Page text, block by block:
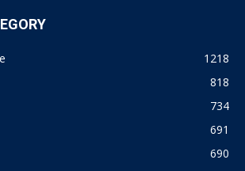
1218
818
734
691
690